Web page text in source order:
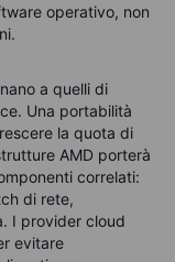
operativo, non
a quelli di
Una portabilità
la quota di
AMD porterà
correlati:
di rete,
I provider cloud
evitare